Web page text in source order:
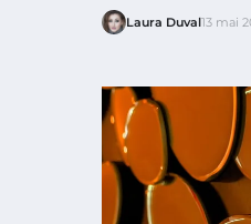
Laura Duval13 mai